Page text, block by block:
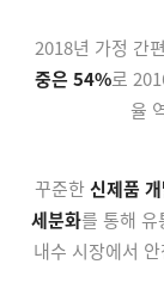
2018년 가정 간
중은 54%로
율
꾸준한신제품
세분화를 통해 유
내수 시장에서